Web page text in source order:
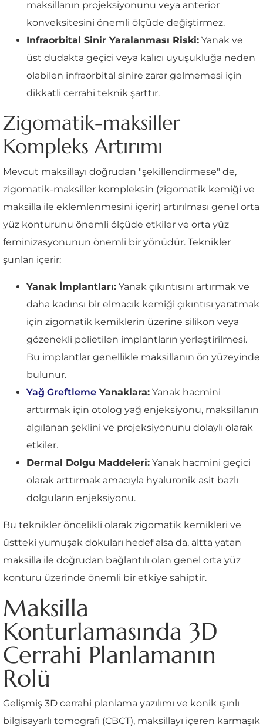
maksillanın projeksiyonunu veya anterior
konveksitesini önemli ölçüde değiştirmez.
Infraorbital Sinir Yaralanması Riski: Yanak ve
üst dudakta geçici veya kalıcı uyuşukluğa neden
olabilen infraorbital sinire zarar gelmemesi için
dikkatli cerrahi teknik şarttır.
Zigomatik-maksiller
Kompleks Artırımı
Mevcut maksillayı doğrudan "şekillendirmese" de,
zigomatik-maksiller kompleksin (zigomatik kemiği ve
maksilla ile eklemlenmesini içerir) artırılması genel orta
yüz konturunu önemli ölçüde etkiler ve orta yüz
feminizasyonunun önemli bir yönüdür. Teknikler
şunları içerir:
Yanak İmplantları: Yanak çıkıntısını artırmak ve
daha kadınsı bir elmacık kemiği çıkıntısı yaratmak
için zigomatik kemiklerin üzerine silikon veya
gözenekli polietilen implantların yerleştirilmesi.
Bu implantlar genellikle maksillanın ön yüzeyinde
bulunur.
Yağ Greftleme Yanaklara: Yanak hacmini
arttırmak için otolog yağ enjeksiyonu, maksillanın
algılanan şeklini ve projeksiyonunu dolaylı olarak
etkiler.
Dermal Dolgu Maddeleri: Yanak hacmini geçici
olarak arttırmak amacıyla hyaluronik asit bazlı
dolguların enjeksiyonu.
Bu teknikler öncelikli olarak zigomatik kemikleri ve
üstteki yumuşak dokuları hedef alsa da, altta yatan
maksilla ile doğrudan bağlantılı olan genel orta yüz
konturu üzerinde önemli bir etkiye sahiptir.
Maksilla
Konturlamasında 3D
Cerrahi Planlamanın
Rolü
Gelişmiş 3D cerrahi planlama yazılımı ve konik ışınlı
bilgisayarlı tomografi (CBCT), maksillayı içeren karmaşık